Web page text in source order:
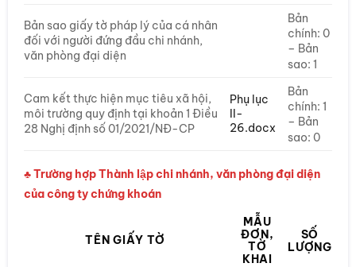
Bản sao giấy tờ pháp lý của cá nhân
đối với người đứng đầu chi nhánh,
văn phòng đại diện
Bản
chính: 0
– Bản
sao: 1
Cam kết thực hiện mục tiêu xã hội,
môi trường quy định tại khoản 1 Điều
28 Nghị định số 01/2021/NĐ-CP
Phụ lục
II-
26.docx
Bản
chính: 1
– Bản
sao: 0
♣ Trường hợp Thành lập chi nhánh, văn phòng đại diện
của công ty chứng khoán
TÊN GIẤY TỜ
MẪU
ĐƠN,
TỜ
KHAI
SỐ
LƯỢNG